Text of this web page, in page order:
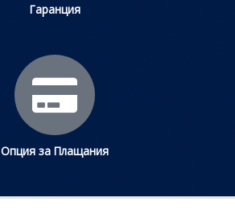
Гаранция
Опция за Плащания